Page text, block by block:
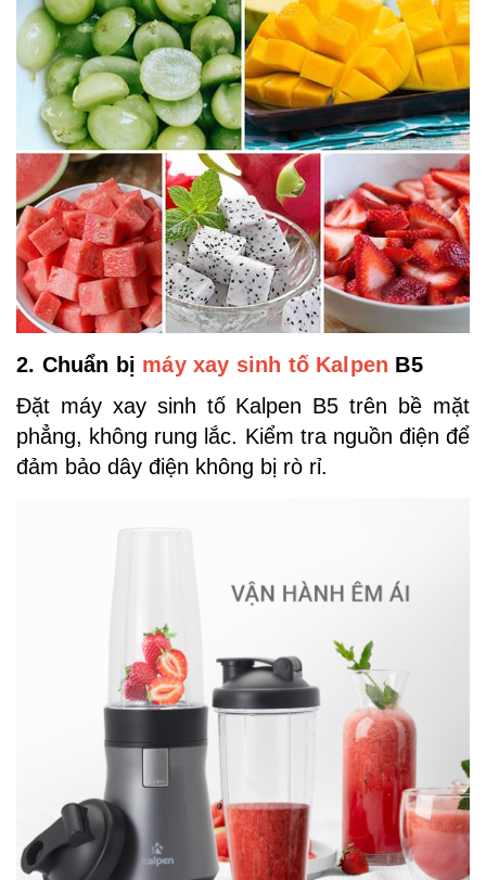
2. Chuẩn bị máy xay sinh tố Kalpen B5
Đặt máy xay sinh tố Kalpen B5 trên bề mặt
phẳng, không rung lắc. Kiểm tra nguồn điện để
đảm bảo dây điện không bị rò rỉ.